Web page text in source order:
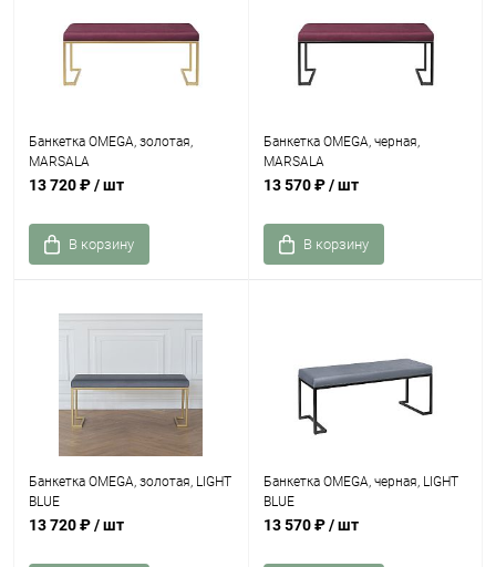
Банкетка OMEGA, золотая,
MARSALA
13 720 ₽/ шт
В корзину
Банкетка OMEGA, черная,
MARSALA
13 570 ₽/ шт
В корзину
Банкетка OMEGA, золотая, LIGHT
BLUE
13 720 ₽/ шт
Банкетка OMEGA, черная, LIGHT
BLUE
13 570 ₽/ шт